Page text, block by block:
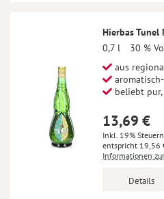
Hierbas Tunel
0,7 l
30 %
aus
beliebt
13,69 €
Inkl. 19% Steuern
19,56
Informationen
Details